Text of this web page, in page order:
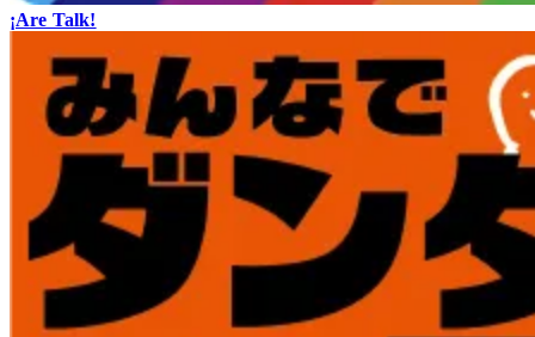
¡Are Talk!